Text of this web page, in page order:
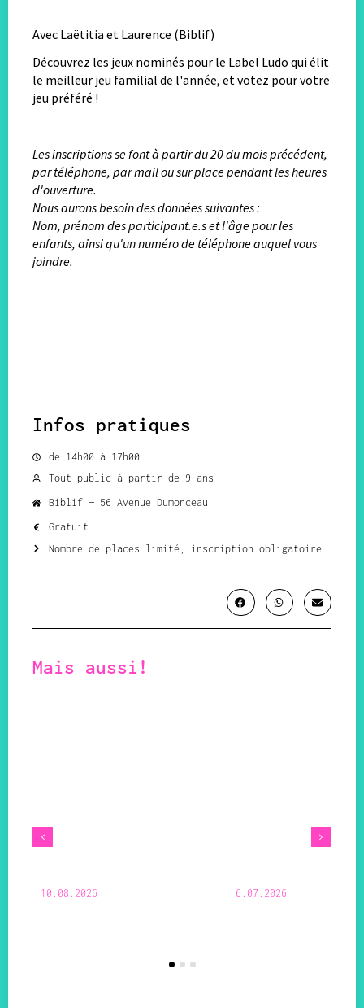
Avec Laëtitia et Laurence (Biblif)
Découvrez les jeux nominés pour le Label Ludo qui élit
le meilleur jeu familial de l'année, et votez pour votre
jeu préféré !
Les inscriptions se font à partir du 20 du mois précédent,
par téléphone, par mail ou sur place pendant les heures
d'ouverture.
Nous aurons besoin des données suivantes :
Nom, prénom des participant.e.s et l'âge pour les
enfants, ainsi qu'un numéro de téléphone auquel vous
joindre.
Infos pratiques
de 14h00 à 17h00
Tout public à partir de 9 ans
Biblif — 56 Avenue Dumonceau
Gratuit
Nombre de places limité, inscription obligatoire
Mais aussi!
10.08.2026 6.07.2026